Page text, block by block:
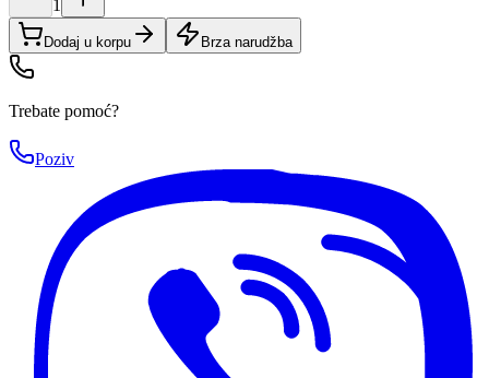
1
Dodaj u korpu Brza narudžba
Trebate pomoć?
Poziv